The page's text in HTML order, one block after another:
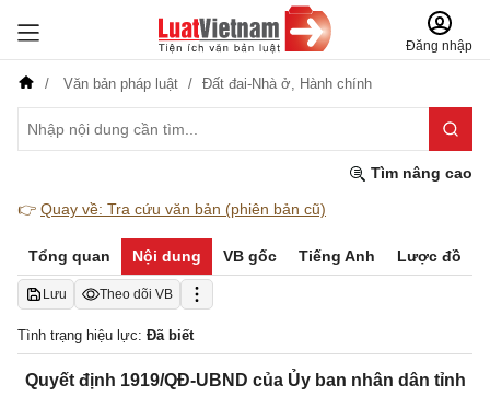
Đăng nhập
Văn bản pháp luật Đất đai-Nhà ở, Hành chính
Tìm nâng cao
👉 Quay về: Tra cứu văn bản (phiên bản cũ)
Tổng quan Nội dung VB gốc Tiếng Anh Lược đồ
Lưu Theo dõi VB
Tình trạng hiệu lực: Đã biết
Quyết định 1919/QĐ-UBND của Ủy ban nhân dân tỉnh